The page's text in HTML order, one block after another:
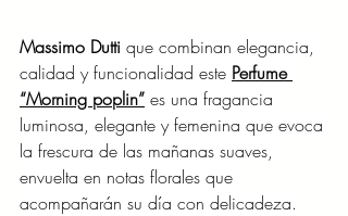
Massimo Dutti que combinan elegancia,
calidad y funcionalidad este Perfume
“Morning poplin” es una fragancia
luminosa, elegante y femenina que evoca
la frescura de las mañanas suaves,
envuelta en notas florales que
acompañarán su día con delicadeza.